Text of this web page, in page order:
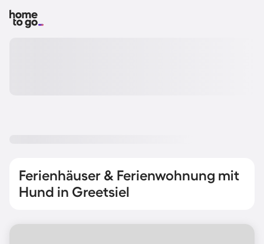
Ferienhäuser & Ferienwohnung mit
Hund in Greetsiel